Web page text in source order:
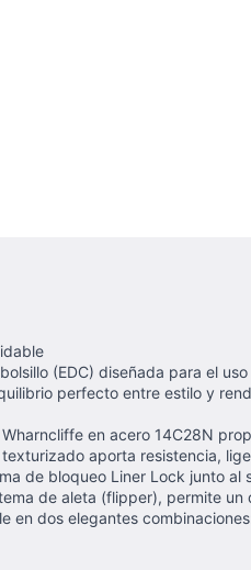
(EDC) diseñada para el
perfecto entre estilo y
en acero 14C28N
texturizado aporta resistencia,
de bloqueo Liner Lock junto
de aleta (flipper), permite
en dos elegantes